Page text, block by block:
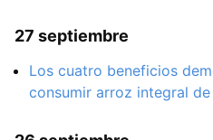
27 septiembre
Los cuatro beneficios
consumir arroz integral